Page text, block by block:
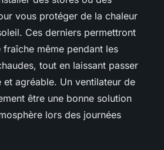
vous protéger de la chaleur
Ces derniers permettront
même pendant les
tout en laissant passer
et agréable. Un ventilateur de
être une bonne solution
lors des journées